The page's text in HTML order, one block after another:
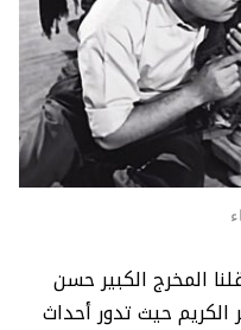
ونساء – 1960» ينقلنا المخرج الكبير حسن
الكريم حيث تدور أحداث